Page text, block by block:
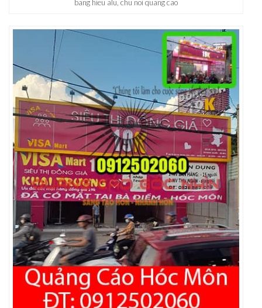
bang hieu alu, chu noi quang cao